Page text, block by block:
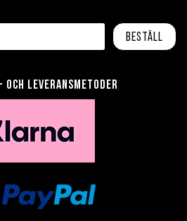
Beställ
och leveransmetoder